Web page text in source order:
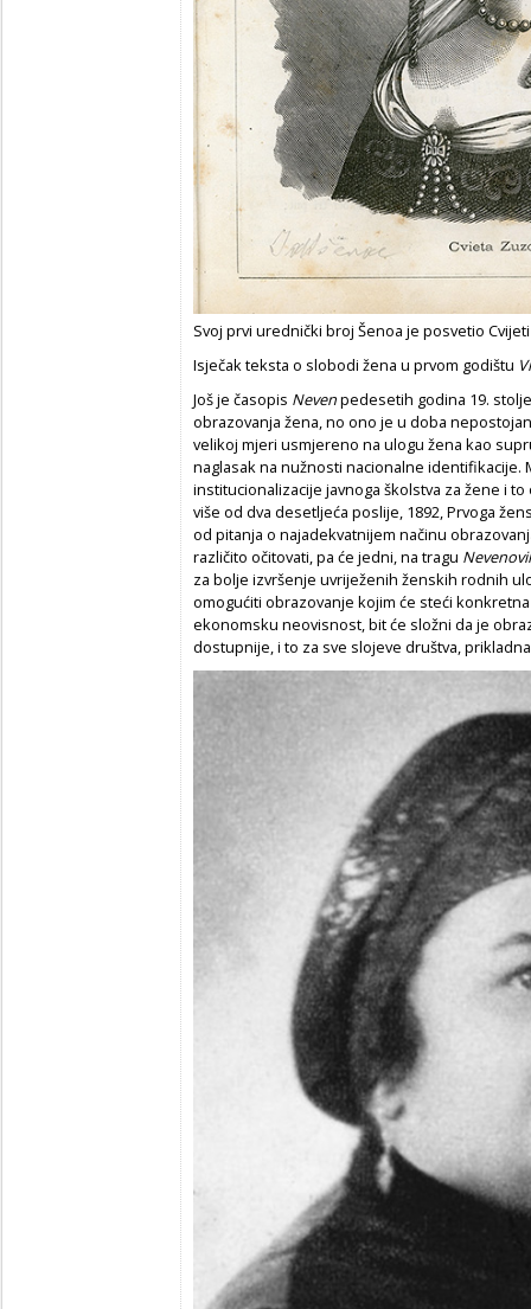
Svoj prvi urednički broj Šenoa je posvetio
Isječak teksta o slobodi žena u prvom godištu
Još je časopis Nevenpedesetih godina 19.
obrazovanja žena, no ono je u doba
velikoj mjeri usmjereno na ulogu žena kao
naglasak na nužnosti nacionalne identifikacije.
institucionalizacije javnoga školstva za žene i
više od dva desetljeća poslije, 1892, Prvoga
od pitanja o najadekvatnijem načinu
različito očitovati, pa će jedni, na tragu
za bolje izvršenje uvriježenih ženskih rodnih
omogućiti obrazovanje kojim će steći
ekonomsku neovisnost, bit će složni da je
dostupnije, i to za sve slojeve društva,